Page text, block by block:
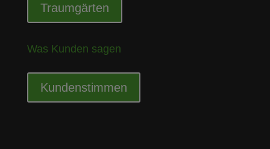
Traumgärten
Was Kunden sagen
Kundenstimmen